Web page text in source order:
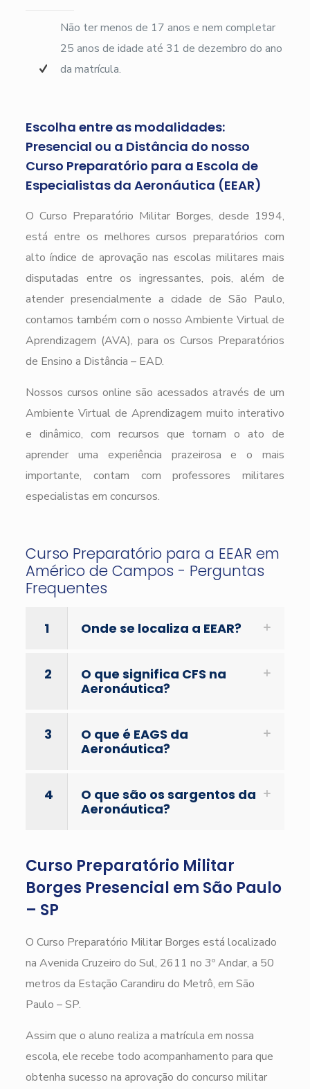
Não ter menos de 17 anos e nem completar
25 anos de idade até 31 de dezembro do ano
da matrícula.
Escolha entre as modalidades:
Presencial ou a Distância do nosso
Curso Preparatório para a Escola de
Especialistas da Aeronáutica (EEAR)
O Curso Preparatório Militar Borges, desde 1994,
está entre os melhores cursos preparatórios com
alto índice de aprovação nas escolas militares mais
disputadas entre os ingressantes, pois, além de
atender presencialmente a cidade de São Paulo,
contamos também com o nosso Ambiente Virtual de
Aprendizagem (AVA), para os Cursos Preparatórios
de Ensino a Distância – EAD.
Nossos cursos online são acessados através de um
Ambiente Virtual de Aprendizagem muito interativo
e dinâmico, com recursos que tornam o ato de
aprender uma experiência prazeirosa e o mais
importante, contam com professores militares
especialistas em concursos.
Curso Preparatório para a EEAR em
Américo de Campos - Perguntas
Frequentes
1 Onde se localiza a EEAR?
2
O que significa CFS na
Aeronáutica?
3
O que é EAGS da
Aeronáutica?
4
O que são os sargentos da
Aeronáutica?
Curso Preparatório Militar
Borges Presencial em São Paulo
– SP
O Curso Preparatório Militar Borges está localizado
na Avenida Cruzeiro do Sul, 2611 no 3º Andar, a 50
metros da Estação Carandiru do Metrô, em São
Paulo – SP.
Assim que o aluno realiza a matrícula em nossa
escola, ele recebe todo acompanhamento para que
obtenha sucesso na aprovação do concurso militar